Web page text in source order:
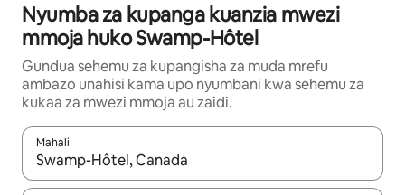
Nyumba za kupanga kuanzia mwezi
mmoja huko Swamp-Hôtel
Gundua sehemu za kupangisha za muda mrefu
ambazo unahisi kama upo nyumbani kwa sehemu za
kukaa za mwezi mmoja au zaidi.
Mahali
Wakati matokeo yanapatikana, vinjari kwa kutumia vitufe vya